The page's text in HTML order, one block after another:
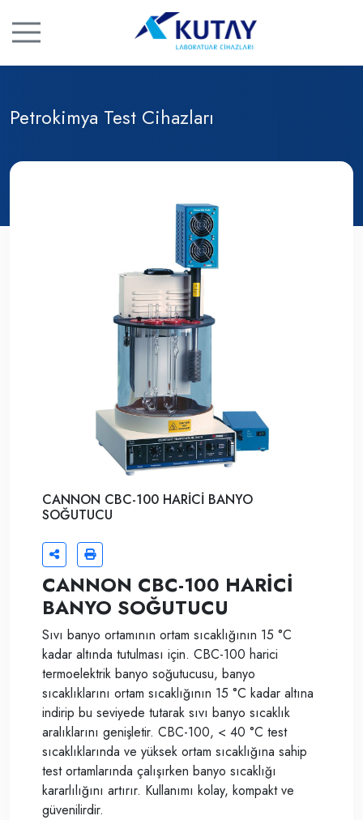
Petrokimya Test Cihazları
CANNON CBC-100 HARİCİ BANYO
SOĞUTUCU
CANNON CBC-100 HARİCİ
BANYO SOĞUTUCU
Sıvı banyo ortamının ortam sıcaklığının 15 °C
kadar altında tutulması için. CBC-100 harici
termoelektrik banyo soğutucusu, banyo
sıcaklıklarını ortam sıcaklığının 15 °C kadar altına
indirip bu seviyede tutarak sıvı banyo sıcaklık
aralıklarını genişletir. CBC-100, < 40 °C test
sıcaklıklarında ve yüksek ortam sıcaklığına sahip
test ortamlarında çalışırken banyo sıcaklığı
kararlılığını artırır. Kullanımı kolay, kompakt ve
güvenilirdir.